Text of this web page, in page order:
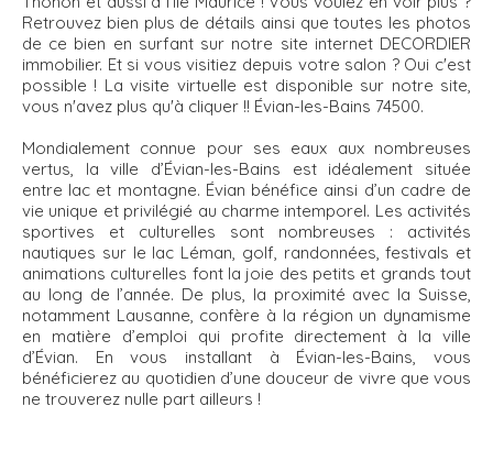
Retrouvez bien plus de détails ainsi que toutes les photos
de ce bien en surfant sur notre site internet DECORDIER
immobilier. Et si vous visitiez depuis votre salon ? Oui c'est
possible ! La visite virtuelle est disponible sur notre site,
vous n'avez plus qu'à cliquer !! Évian-les-Bains 74500.
Mondialement connue pour ses eaux aux nombreuses
vertus, la ville d’Évian-les-Bains est idéalement située
entre lac et montagne. Évian bénéfice ainsi d’un cadre de
vie unique et privilégié au charme intemporel. Les activités
sportives et culturelles sont nombreuses : activités
nautiques sur le lac Léman, golf, randonnées, festivals et
animations culturelles font la joie des petits et grands tout
au long de l’année. De plus, la proximité avec la Suisse,
notamment Lausanne, confère à la région un dynamisme
en matière d’emploi qui profite directement à la ville
d’Évian. En vous installant à Évian-les-Bains, vous
bénéficierez au quotidien d’une douceur de vivre que vous
ne trouverez nulle part ailleurs !